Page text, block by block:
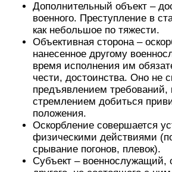
Дополнительный объект –
военного. Преступление в
как небольшое по тяжести.
Объективная сторона –
нанесенное другому
время исполнения им
чести, достоинства. Оно не
предъявлением
стремлением добиться
положения.
Оскорбление совершается
физическими действиями
срывание погонов, плевок).
Субъект – военнослужащий,